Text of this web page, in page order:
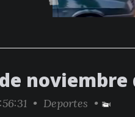
noviembre
• Deportes •